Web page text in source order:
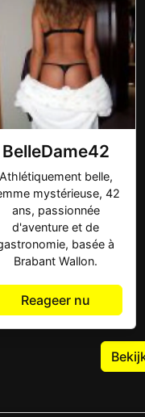
BelleDame42
Athlétiquement belle,
mystérieuse, 42
ans, passionnée
d'aventure et de
basée à
Brabant Wallon.
Reageer nu